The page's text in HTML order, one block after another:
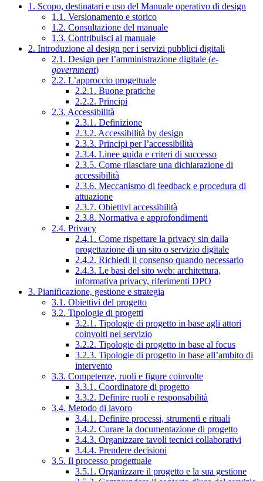
1. Scopo, destinatari e uso del Manuale operativo di design
1.1. Versionamento e storico
1.2. Consultazione del manuale
1.3. Contribuisci al manuale
2. Introduzione al design per i servizi pubblici digitali
2.1. Design per l’amministrazione digitale (e-
government)
2.2. L’approccio progettuale
2.2.1. Buone pratiche
2.2.2. Principi
2.3. Accessibilità
2.3.1. Definizione
2.3.2. Accessibilità by design
2.3.3. Principi per l’accessibilità
2.3.4. Linee guida e criteri di successo
2.3.5. Come rilasciare una dichiarazione di
accessibilità
2.3.6. Meccanismo di feedback e procedura di
attuazione
2.3.7. Obiettivi accessibilità
2.3.8. Normativa e approfondimenti
2.4. Privacy
2.4.1. Come rispettare la privacy sin dalla
progettazione di un sito o servizio digitale
2.4.2. Richiedi il consenso quando necessario
2.4.3. Le basi del sito web: architettura,
informativa privacy, riferimenti DPO
3. Pianificazione, gestione e strategia
3.1. Obiettivi del progetto
3.2. Tipologie di progetti
3.2.1. Tipologie di progetto in base agli attori
coinvolti nel servizio
3.2.2. Tipologie di progetto in base al focus
3.2.3. Tipologie di progetto in base all’ambito di
intervento
3.3. Competenze, ruoli e figure coinvolte
3.3.1. Coordinatore di progetto
3.3.2. Definire ruoli e responsabilità
3.4. Metodo di lavoro
3.4.1. Definire processi, strumenti e rituali
3.4.2. Curare la documentazione di progetto
3.4.3. Organizzare tavoli tecnici collaborativi
3.4.4. Prendere decisioni
3.5. Il processo progettuale
3.5.1. Organizzare il progetto e la sua gestione